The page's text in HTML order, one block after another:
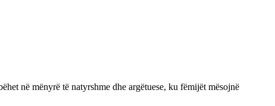
në mënyrë të natyrshme dhe argëtuese, ku fëmijët mësojnë